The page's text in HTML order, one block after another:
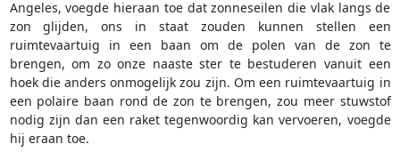
Angeles, voegde hieraan toe dat zonneseilen die vlak langs de
zon glijden, ons in staat zouden kunnen stellen een
ruimtevaartuig in een baan om de polen van de zon te
brengen, om zo onze naaste ster te bestuderen vanuit een
hoek die anders onmogelijk zou zijn. Om een ruimtevaartuig in
een polaire baan rond de zon te brengen, zou meer stuwstof
nodig zijn dan een raket tegenwoordig kan vervoeren, voegde
hij eraan toe.